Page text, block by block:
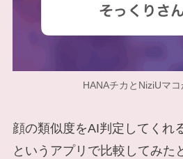
HANAチカとNiziUマコ
顔の類似度をAI判定してくれ
というアプリで比較してみた